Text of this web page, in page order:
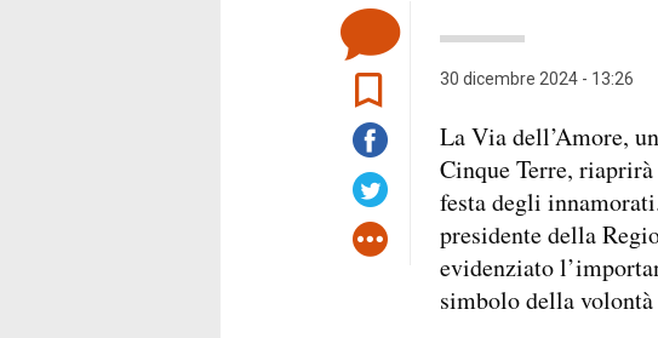
30 dicembre 2024 - 13:26
La Via dell’Amore,
Cinque Terre,
festa degli
presidente della
evidenziato
simbolo della